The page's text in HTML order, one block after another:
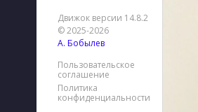
Движок версии 14.8.2
© 2025-2026
А. Бобылев
Пользовательское
соглашение
Политика
конфиденциальности